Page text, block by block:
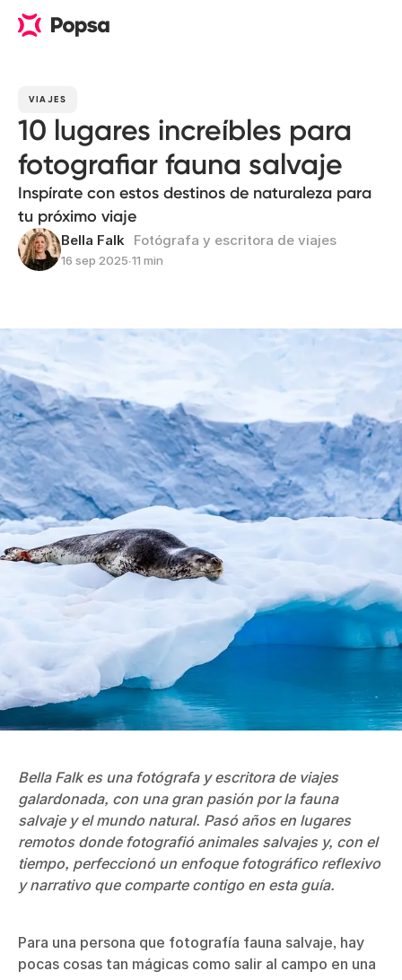
VIAJES
10 lugares increíbles para
fotografiar fauna salvaje
Inspírate con estos destinos de naturaleza para
tu próximo viaje
Bella Falk Fotógrafa y escritora de viajes
16 sep 2025∙11 min
Bella Falk es una fotógrafa y escritora de viajes
galardonada, con una gran pasión por la fauna
salvaje y el mundo natural. Pasó años en lugares
remotos donde fotografió animales salvajes y, con el
tiempo, perfeccionó un enfoque fotográfico reflexivo
y narrativo que comparte contigo en esta guía.
Para una persona que fotografía fauna salvaje, hay
pocas cosas tan mágicas como salir al campo en una